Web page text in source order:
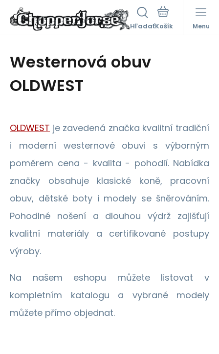
Hľadať Menu
Westernová obuv
OLDWEST
OLDWEST je zavedená značka kvalitní tradiční
i moderní westernové obuvi s výborným
poměrem cena - kvalita - pohodlí. Nabídka
značky obsahuje klasické koně, pracovní
obuv, dětské boty i modely se šněrováním.
Pohodlné nošení a dlouhou výdrž zajišťují
kvalitní materiály a certifikované postupy
výroby.
Na našem eshopu můžete listovat v
kompletním katalogu a vybrané modely
můžete přímo objednat.